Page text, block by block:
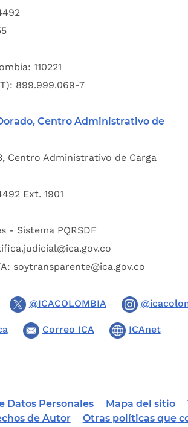
110221
899.999.069-7
Centro Administrativo de
Centro Administrativo de Carga
Ext. 1901
- Sistema PQRSDF
soytransparente@ica.gov.co
@ICACOLOMBIA
Correo ICA ICAnet
Datos Personales Mapa del sitio
de Autor
Otras políticas que